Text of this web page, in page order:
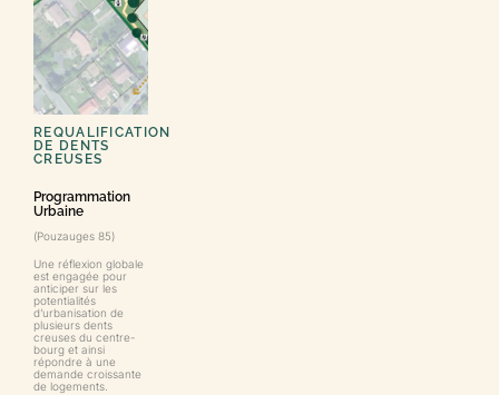
REQUALIFICATION
DE DENTS
CREUSES
Programmation
Urbaine
(Pouzauges 85)
Une réflexion globale
est engagée pour
anticiper sur les
potentialités
d’urbanisation de
plusieurs dents
creuses du centre-
bourg et ainsi
répondre à une
demande croissante
de logements.